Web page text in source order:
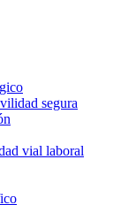
segura
vial laboral